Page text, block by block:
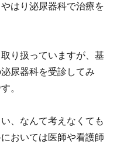
はり泌尿器科で治療を
り扱っていますが、基
尿器科を受診してみ
。
、なんて考えなくても
おいては医師や看護師